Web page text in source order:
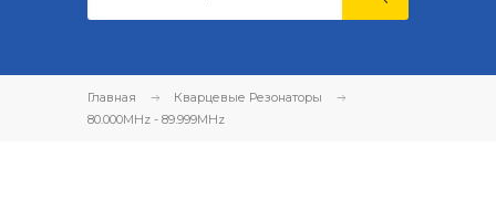
Главная
Кварцевые Резонаторы
80.000MHz - 89.999MHz